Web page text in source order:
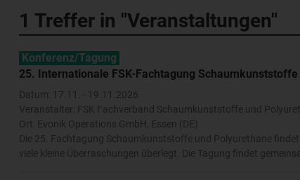
1 Treffer in "Veranstaltungen"
Konferenz/Tagung
25. Internationale FSK-Fachtagung
Datum: 17.11. - 19.11.2026
Veranstalter: FSK Fachverband Schaumkunststoffe und
Ort: Evonik Operations GmbH, Essen (DE)
Die 25. Fachtagung Schaumkunststoffe und Polyurethane
viele kleine Überraschungen überlegt. Die Tagung findet